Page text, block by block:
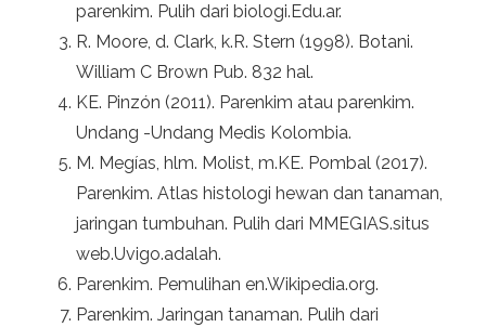
parenkim. Pulih dari biologi.Edu.ar.
R. Moore, d. Clark, k.R. Stern (1998). Botani.
William C Brown Pub. 832 hal.
KE. Pinzón (2011). Parenkim atau parenkim.
Undang -Undang Medis Kolombia.
M. Megías, hlm. Molist, m.KE. Pombal (2017).
Parenkim. Atlas histologi hewan dan tanaman,
jaringan tumbuhan. Pulih dari MMEGIAS.situs
web.Uvigo.adalah.
Parenkim. Pemulihan en.Wikipedia.org.
Parenkim. Jaringan tanaman. Pulih dari